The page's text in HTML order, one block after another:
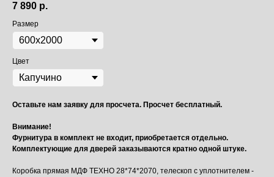
7 890 р.
Размер
Цвет
Оставьте нам заявку для просчета. Просчет бесплатный.
Внимание!
Фурнитура в комплект не входит, приобретается отдельно.
Комплектующие для дверей заказываются кратно одной штуке.
Коробка прямая МДФ ТЕХНО 28*74*2070, телескоп с уплотнителем -